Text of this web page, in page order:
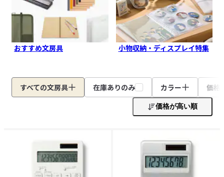
おすすめ文房具 小物収納・ディスプレイ特集
すべての文房具 在庫ありのみ カラー 価格
価格が高い順